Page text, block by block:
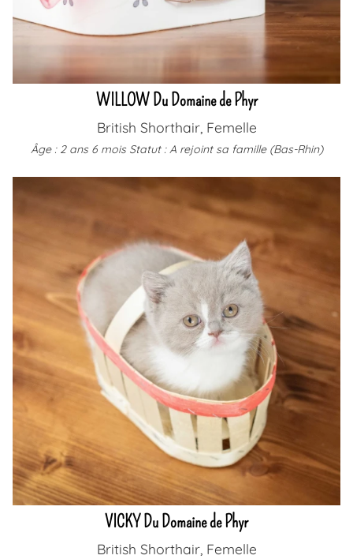
WILLOW Du Domaine de Phyr
British Shorthair, Femelle
Âge : 2 ans 6 mois Statut : A rejoint sa famille (Bas-Rhin)
VICKY Du Domaine de Phyr
British Shorthair, Femelle